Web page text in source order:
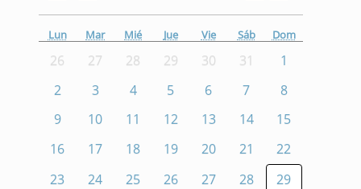
Lun Mar Mié Jue Vie Sáb Dom
26 27 28 29 30 31
1
2
3 4 5 6 7
8
9
10 11 12 13 14
15
16
17 18 19 20 21
22
23
24 25 26 27 28
29